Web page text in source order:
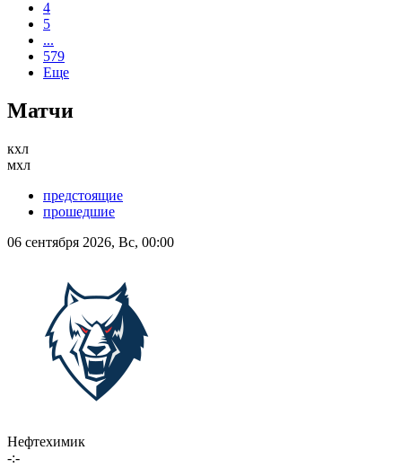
4
5
...
579
Еще
Матчи
кхл
мхл
предстоящие
прошедшие
06 сентября 2026, Вс, 00:00
Нефтехимик
-:-